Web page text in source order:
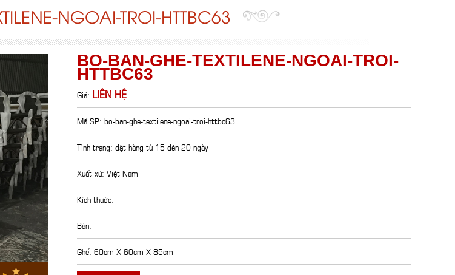
NGOAI-TROI-HTTBC63
BO-BAN-GHE-TEXTILENE-NGOAI-TROI-
HTTBC63
Giá: LIÊN HỆ
Mã SP: bo-ban-ghe-textilene-ngoai-troi-httbc63
Tình trạng: đặt hàng từ 15 đên 20 ngày
Xuất xứ: Việt Nam
Kích thước:
Bàn:
Ghế: 60cm X 60cm X 85cm